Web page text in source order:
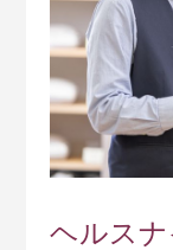
ヘルス